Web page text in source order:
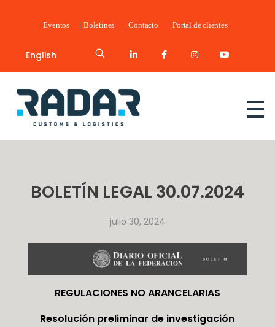
Eventos Boletines Contacto Portal de clientes
English
Radar Customs & Logistics
BOLETÍN LEGAL 30.07.2024
julio 30, 2024
REGULACIONES NO ARANCELARIAS
Resolución preliminar de investigación